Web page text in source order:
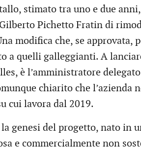
stimato tra uno e due
Pichetto Fratin di
modifica che, se approvata,
a quelli galleggianti. A
è l’amministratore
chiarito che l’azienda
cui lavora dal 2019.
genesi del progetto, nato in
e commercialmente non